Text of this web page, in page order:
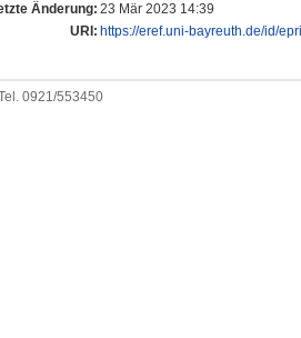
Änderung: 23 Mär 2023 14:39
URI: https://eref.uni-bayreuth.de/id/
0921/553450